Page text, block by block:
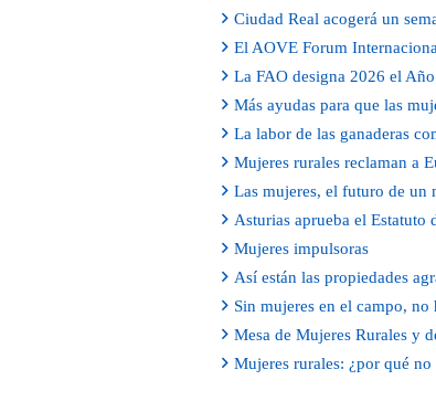
Ciudad Real acogerá un
El AOVE Forum
La FAO designa 2026 el
Más ayudas para que las
La labor de las ganaderas
Mujeres rurales reclaman a
Las mujeres, el futuro de un
Asturias aprueba el Estatuto
Mujeres impulsoras
Así están las propiedades
Sin mujeres en el campo,
Mesa de Mujeres Rurales y
Mujeres rurales: ¿por qué